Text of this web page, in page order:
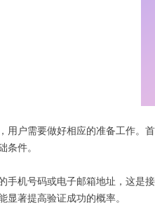
用户需要做好相应的准备工作。
条件。
手机号码或电子邮箱地址，这是
显著提高验证成功的概率。